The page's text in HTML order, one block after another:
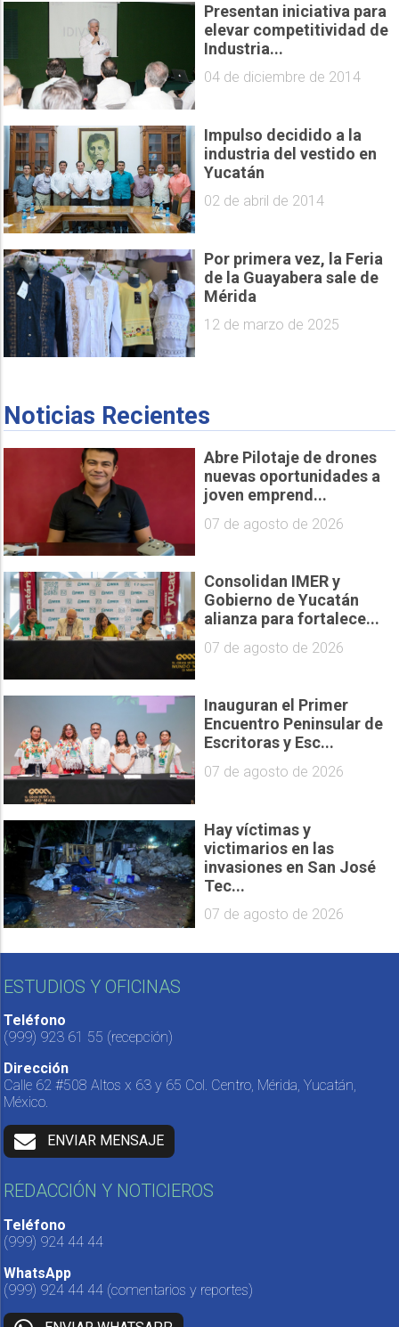
Presentan iniciativa para
elevar competitividad de
Industria...
04 de diciembre de 2014
Impulso decidido a la
industria del vestido en
Yucatán
02 de abril de 2014
Por primera vez, la Feria
de la Guayabera sale de
Mérida
12 de marzo de 2025
Noticias Recientes
Abre Pilotaje de drones
nuevas oportunidades a
joven emprend...
07 de agosto de 2026
Consolidan IMER y
Gobierno de Yucatán
alianza para fortalece...
07 de agosto de 2026
Inauguran el Primer
Encuentro Peninsular de
Escritoras y Esc...
07 de agosto de 2026
Hay víctimas y
victimarios en las
invasiones en San José
Tec...
07 de agosto de 2026
ESTUDIOS Y OFICINAS
Teléfono
(999) 923 61 55 (recepción)
Dirección
Calle 62 #508 Altos x 63 y 65 Col. Centro, Mérida, Yucatán,
México.
ENVIAR MENSAJE
REDACCIÓN Y NOTICIEROS
Teléfono
(999) 924 44 44
WhatsApp
(999) 924 44 44 (comentarios y reportes)